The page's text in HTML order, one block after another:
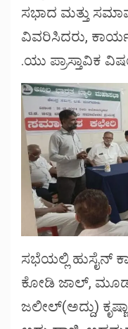
ಸಭಾದ ಮತ್ತು
ವಿವರಿಸಿದರು,
.ಯು ಪ್ರಾಸ್ತಾವಿಕ
ಸಭೆಯಲ್ಲಿ ಹುಸೈನ್
ಕೋಡಿ ಜಾಲ್, ಮೂಡ
ಜಲೀಲ್(ಅದ್ದು)